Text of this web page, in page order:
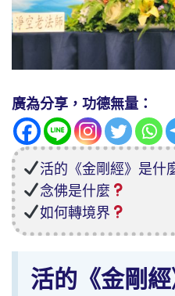
廣為分享，功德無量：
活的《金剛經》是什
念佛是什麼
如何轉境界
活的《金剛